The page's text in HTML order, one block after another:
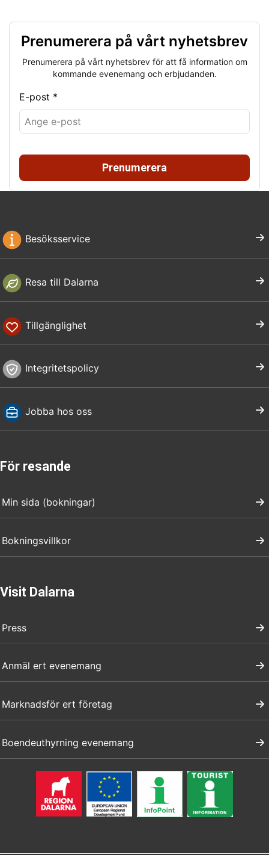
Prenumerera på vårt nyhetsbrev
Prenumerera på vårt nyhetsbrev för att få information om
kommande evenemang och erbjudanden.
E-post *
Prenumerera
Besöksservice
Resa till Dalarna
Tillgänglighet
Integritetspolicy
Jobba hos oss
För resande
Min sida (bokningar)
Bokningsvillkor
Visit Dalarna
Press
Anmäl ert evenemang
Marknadsför ert företag
Boendeuthyrning evenemang